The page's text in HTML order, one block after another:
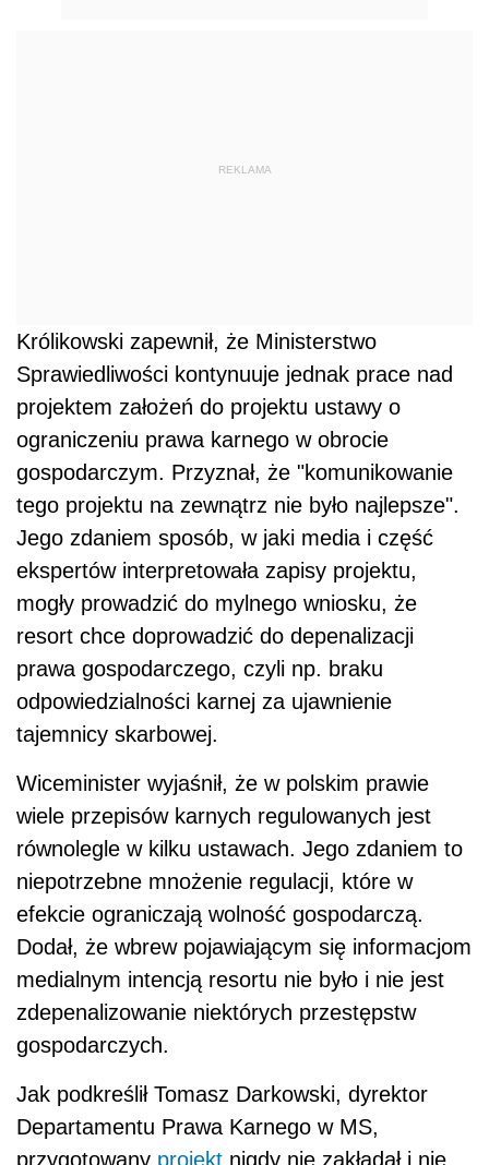
REKLAMA
Królikowski zapewnił, że Ministerstwo
Sprawiedliwości kontynuuje jednak prace nad
projektem założeń do projektu ustawy o
ograniczeniu prawa karnego w obrocie
gospodarczym. Przyznał, że "komunikowanie
tego projektu na zewnątrz nie było najlepsze".
Jego zdaniem sposób, w jaki media i część
ekspertów interpretowała zapisy projektu,
mogły prowadzić do mylnego wniosku, że
resort chce doprowadzić do depenalizacji
prawa gospodarczego, czyli np. braku
odpowiedzialności karnej za ujawnienie
tajemnicy skarbowej.
Wiceminister wyjaśnił, że w polskim prawie
wiele przepisów karnych regulowanych jest
równolegle w kilku ustawach. Jego zdaniem to
niepotrzebne mnożenie regulacji, które w
efekcie ograniczają wolność gospodarczą.
Dodał, że wbrew pojawiającym się informacjom
medialnym intencją resortu nie było i nie jest
zdepenalizowanie niektórych przestępstw
gospodarczych.
Jak podkreślił Tomasz Darkowski, dyrektor
Departamentu Prawa Karnego w MS,
przygotowany projekt nigdy nie zakładał i nie